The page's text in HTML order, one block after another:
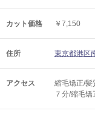
カット価格 ￥7,150
住所 東京都港区
アクセス
縮毛矯正/
７分/縮毛